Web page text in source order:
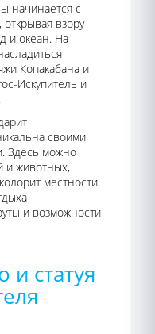
начинается с
взору
и океан. На
Копакабана и
Искупитель и
своими
Здесь можно
и животных,
местности.
и возможности
и статуя